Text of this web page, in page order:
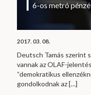
6-os metró
2017. 03. 08.
Deutsch Tamás szerint
vannak az OLAF-
“demokratikus
gondolkodnak az[…]